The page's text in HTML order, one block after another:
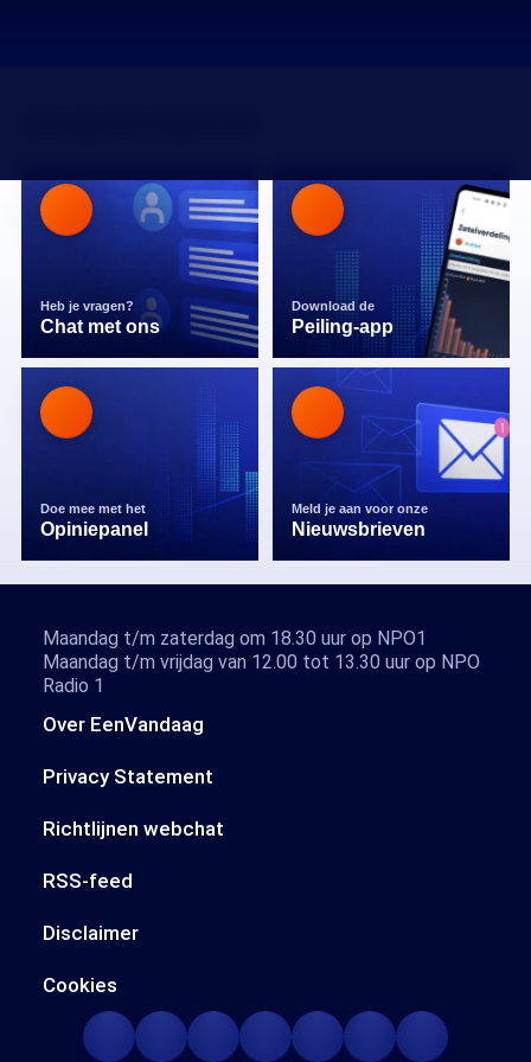
Heb je vragen?
Chat met ons
Download de
Peiling-app
Doe mee met het
Opiniepanel
Meld je aan voor onze
Nieuwsbrieven
Over EenVandaag
Privacy Statement
Richtlijnen webchat
RSS-feed
Disclaimer
Cookies
Maandag t/m zaterdag om 18.30 uur op NPO1
Maandag t/m vrijdag van 12.00 tot 13.30 uur op NPO
Radio 1